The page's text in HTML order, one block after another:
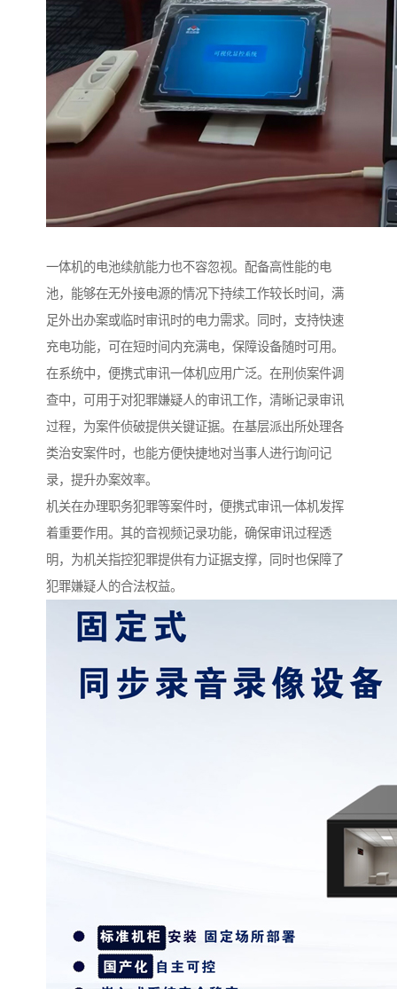
一体机的电池续航能力也不容忽视。配备高性能的电
池，能够在无外接电源的情况下持续工作较长时间，满
足外出办案或临时审讯时的电力需求。同时，支持快速
充电功能，可在短时间内充满电，保障设备随时可用。​
在系统中，便携式审讯一体机应用广泛。在刑侦案件调
查中，可用于对犯罪嫌疑人的审讯工作，清晰记录审讯
过程，为案件侦破提供关键证据。在基层派出所处理各
类治安案件时，也能方便快捷地对当事人进行询问记
录，提升办案效率。​
机关在办理职务犯罪等案件时，便携式审讯一体机发挥
着重要作用。其的音视频记录功能，确保审讯过程透
明，为机关指控犯罪提供有力证据支撑，同时也保障了
犯罪嫌疑人的合法权益。​